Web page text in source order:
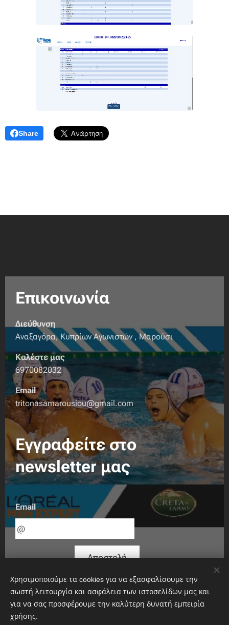
Share
Επικοινωνία
Διεύθυνση
Αναξαγόρα, Κυπρίων Αγωνιστών , Μαρούσι
Καλέστε μας
6970082032
Email
tritonasamarousiou@gmail.com
Εγγραφείτε στο
newsletter μας
Email
Αποστολή
Χρησιμοποιούμε τα cookies για να εξασφαλίσουμε την
σωστή λειτουργία και ασφάλεια των ιστοσελίδων μας και
για να σας προσφέρουμε την καλύτερη δυνατή εμπειρία
χρήσης.